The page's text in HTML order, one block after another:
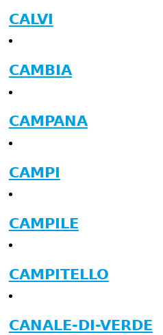
CALVI
CAMBIA
CAMPANA
CAMPI
CAMPILE
CAMPITELLO
CANALE-DI-VERDE